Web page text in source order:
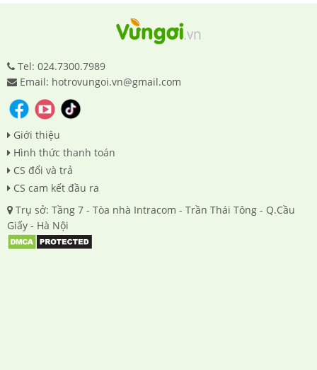
Tel: 024.7300.7989
Email: hotrovungoi.vn@gmail.com
Giới thiệu
Hình thức thanh toán
CS đổi và trả
CS cam kết đầu ra
Trụ sở: Tầng 7 - Tòa nhà Intracom - Trần Thái Tông - Q.Cầu
Giấy - Hà Nội